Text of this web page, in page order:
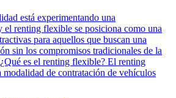
está experimentando una
el renting flexible se posiciona como una
para aquellos que buscan una
sin los compromisos tradicionales de la
es el renting flexible? El renting
de contratación de vehículos